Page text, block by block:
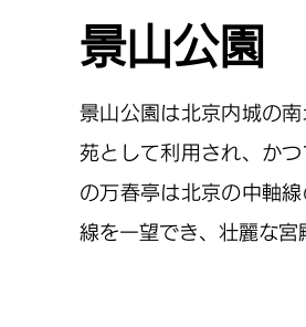
景山公園
景山公園は北京内城の
苑として利用され、か
の万春亭は北京の中軸
線を一望でき、壮麗な宮